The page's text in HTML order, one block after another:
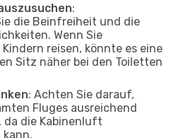
:
die Beinfreiheit und die
Wenn Sie
reisen, könnte es eine
Sitz näher bei den Toiletten
: Achten Sie darauf,
Fluges ausreichend
da die Kabinenluft